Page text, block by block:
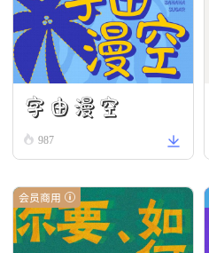
字由漫空
987
会员商用